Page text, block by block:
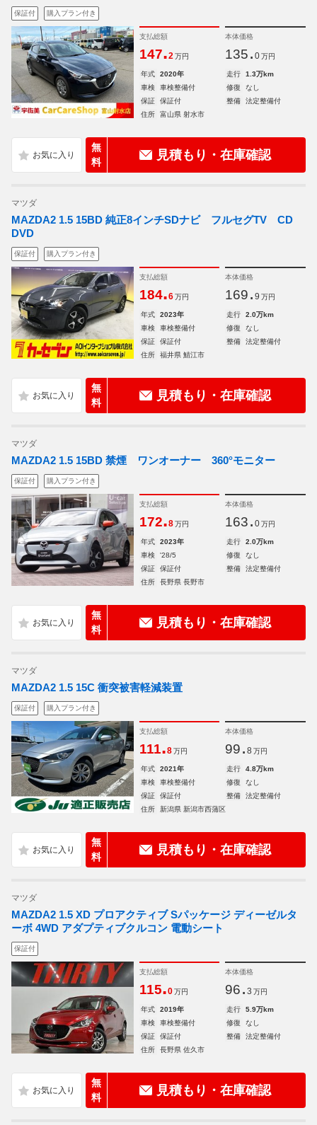
保証付 購入プラン付き
支払総額
147.2 万円
本体価格
135. 0 万円
年式 2020年 走行
1.3万km
車検
車検整備付 修復
なし
保証
保証付 整備
法定整備付
住所
富山県 射水市
無
料
見積もり・在庫確認
マツダ
MAZDA2 1.5 15BD 純正8インチSDナビ フルセグTV CD
DVD
保証付 購入プラン付き
支払総額
184.6 万円
本体価格
169. 9 万円
年式 2023年 走行
2.0万km
車検
車検整備付 修復
なし
保証
保証付 整備
法定整備付
住所
福井県 鯖江市
無
料
見積もり・在庫確認
マツダ
MAZDA2 1.5 15BD 禁煙 ワンオーナー 360°モニター
保証付 購入プラン付き
支払総額
172.8 万円
本体価格
163. 0 万円
年式 2023年 走行
2.0万km
車検
'28/5 修復
なし
保証
保証付 整備
法定整備付
住所
長野県 長野市
無
料
見積もり・在庫確認
マツダ
MAZDA2 1.5 15C 衝突被害軽減装置
保証付 購入プラン付き
支払総額
111.8 万円
本体価格
99. 8 万円
年式 2021年 走行
4.8万km
車検
車検整備付 修復
なし
保証
保証付 整備
法定整備付
住所
新潟県 新潟市西蒲区
無
料
見積もり・在庫確認
マツダ
MAZDA2 1.5 XD プロアクティブ Sパッケージ ディーゼルタ
ーボ 4WD アダプティブクルコン 電動シート
保証付
支払総額
115.0 万円
本体価格
96. 3 万円
年式 2019年 走行
5.9万km
車検
車検整備付 修復
なし
保証
保証付 整備
法定整備付
住所
長野県 佐久市
無
料
見積もり・在庫確認